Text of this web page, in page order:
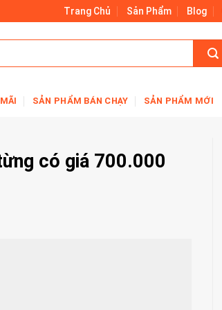
Trang Chủ Sản Phẩm Blog
SẢN PHẨM BÁN CHẠY SẢN PHẨM MỚI
có giá 700.000